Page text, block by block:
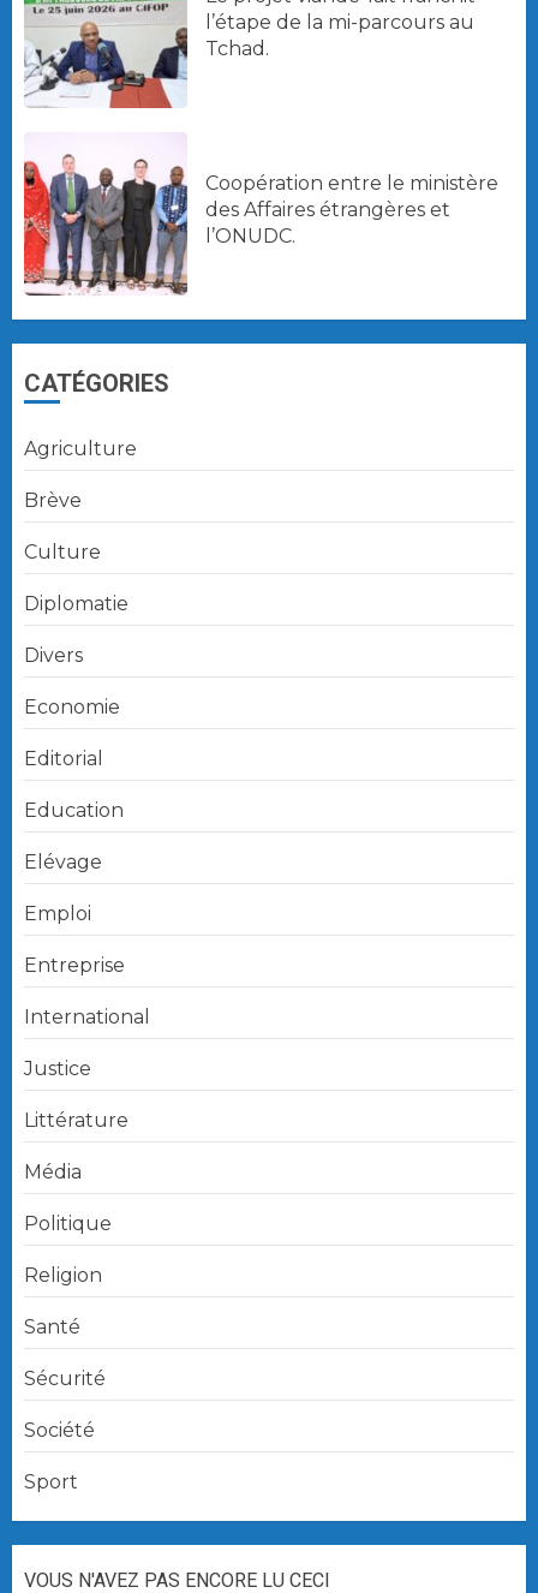
l’étape de la mi-parcours au
Tchad.
Coopération entre le ministère
des Affaires étrangères et
l’ONUDC.
CATÉGORIES
Agriculture
Brève
Culture
Diplomatie
Divers
Economie
Editorial
Education
Elévage
Emploi
Entreprise
International
Justice
Littérature
Média
Politique
Religion
Santé
Sécurité
Société
Sport
VOUS N'AVEZ PAS ENCORE LU CECI